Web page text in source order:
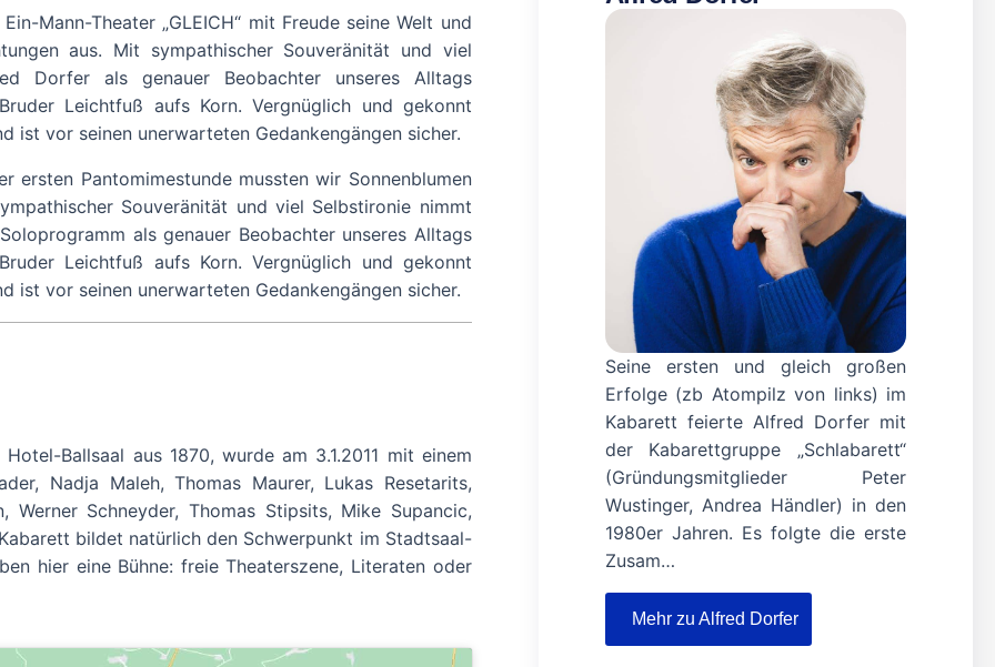
Mann-Theater „GLEICH“ mit Freude seine Welt und
aus. Mit sympathischer Souveränität und viel
Dorfer als genauer Beobachter unseres Alltags
Leichtfuß aufs Korn. Vergnüglich und gekonnt
ist vor seinen unerwarteten Gedankengängen sicher.
ersten Pantomimestunde mussten wir Sonnenblumen
Souveränität und viel Selbstironie nimmt
als genauer Beobachter unseres Alltags
Leichtfuß aufs Korn. Vergnüglich und gekonnt
ist vor seinen unerwarteten Gedankengängen sicher.
Ballsaal aus 1870, wurde am 3.1.2011 mit einem
Nadja Maleh, Thomas Maurer, Lukas Resetarits,
Werner Schneyder, Thomas Stipsits, Mike Supancic,
bildet natürlich den Schwerpunkt im Stadtsaal-
hier eine Bühne: freie Theaterszene, Literaten oder
Seine ersten und gleich großen
Erfolge (zb Atompilz von links) im
Kabarett feierte Alfred Dorfer mit
der Kabarettgruppe „Schlabarett“
(Gründungsmitglieder Peter
Wustinger, Andrea Händler) in den
1980er Jahren. Es folgte die erste
Zusam…
Mehr zu Alfred Dorfer